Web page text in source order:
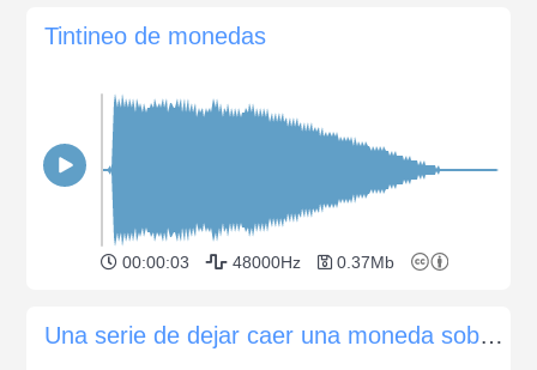
Tintineo de monedas
00:00:03 48000Hz 0.37Mb
Una serie de dejar caer una moneda sobre un suelo de madera